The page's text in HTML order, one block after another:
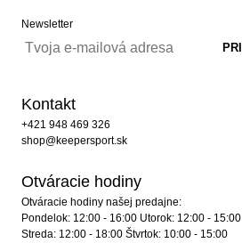
Newsletter
Kontakt
+421 948 469 326
shop@keepersport.sk
Otváracie hodiny
Otváracie hodiny našej predajne:
Pondelok: 12:00 - 16:00 Utorok: 12:00 - 15:00
Streda: 12:00 - 18:00 Štvrtok: 10:00 - 15:00